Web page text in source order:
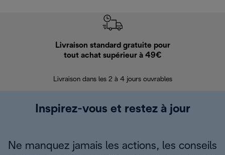
Livraison standard gratuite pour
tout achat supérieur à 49€
Livraison dans les 2 à 4 jours ouvrables
Inspirez-vous et restez à jour
Ne manquez jamais les actions, les conseils